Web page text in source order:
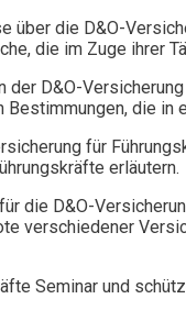
die D&O-
die im Zuge ihrer
D&O-
die in
für
erläutern.
D&O-
verschiedener
Seminar und